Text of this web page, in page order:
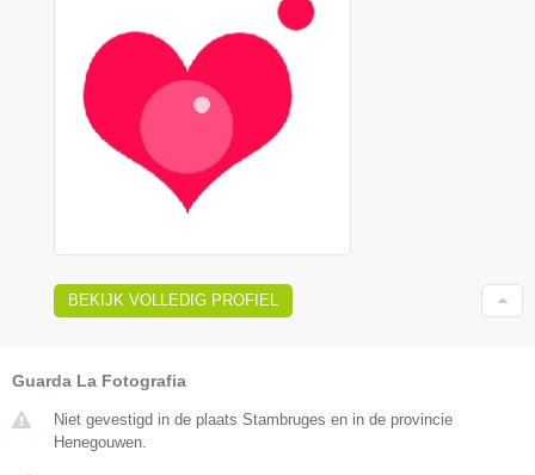
BEKIJK VOLLEDIG PROFIEL
Guarda La Fotografia
Niet gevestigd in de plaats Stambruges en in de provincie
Henegouwen.